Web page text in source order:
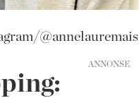
@annelauremais